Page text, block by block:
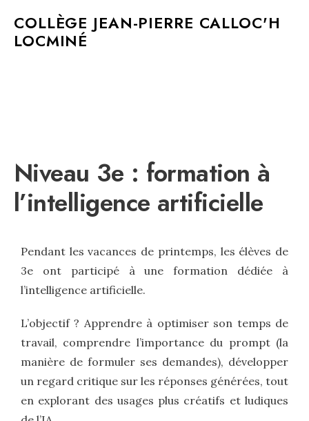
COLLÈGE JEAN-PIERRE CALLOC'H
LOCMINÉ
Niveau 3e : formation à
l’intelligence artificielle
Pendant les vacances de printemps, les élèves de
3e ont participé à une formation dédiée à
l’intelligence artificielle.
L’objectif ? Apprendre à optimiser son temps de
travail, comprendre l’importance du prompt (la
manière de formuler ses demandes), développer
un regard critique sur les réponses générées, tout
en explorant des usages plus créatifs et ludiques